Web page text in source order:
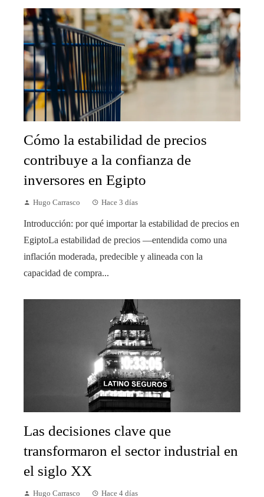
Cómo la estabilidad de precios
contribuye a la confianza de
inversores en Egipto
Hugo Carrasco Hace 3 días
Introducción: por qué importar la estabilidad de precios en
EgiptoLa estabilidad de precios —entendida como una
inflación moderada, predecible y alineada con la
capacidad de compra...
Las decisiones clave que
transformaron el sector industrial en
el siglo XX
Hugo Carrasco Hace 4 días